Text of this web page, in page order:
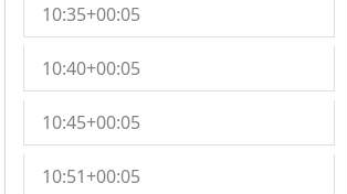
10:35+00:05
10:40+00:05
10:45+00:05
10:51+00:05